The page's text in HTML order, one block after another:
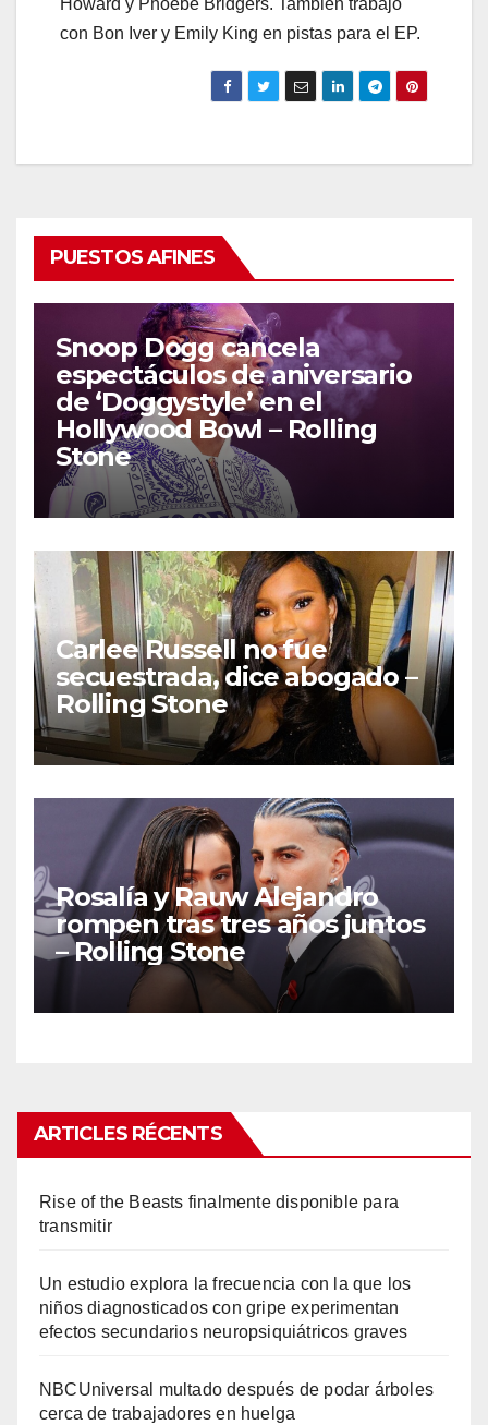
Howard y Phoebe Bridgers. También trabajó
con Bon Iver y Emily King en pistas para el EP.
PUESTOS AFINES
Snoop Dogg cancela
espectáculos de aniversario
de ‘Doggystyle’ en el
Hollywood Bowl – Rolling
Stone
Carlee Russell no fue
secuestrada, dice abogado –
Rolling Stone
Rosalía y Rauw Alejandro
rompen tras tres años juntos
– Rolling Stone
ARTICLES RÉCENTS
Rise of the Beasts finalmente disponible para
transmitir
Un estudio explora la frecuencia con la que los
niños diagnosticados con gripe experimentan
efectos secundarios neuropsiquiátricos graves
NBCUniversal multado después de podar árboles
cerca de trabajadores en huelga